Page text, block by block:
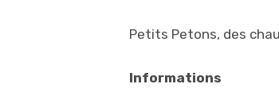
Petits Petons, des
Informations